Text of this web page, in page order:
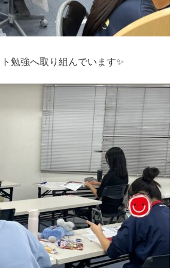
勉強へ取り組んでいます✨